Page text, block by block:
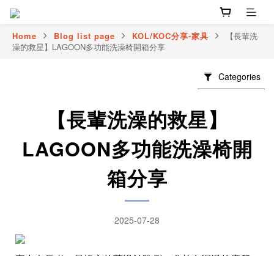
Home Blog list page KOL/KOC分享-家具
【長輩洗
澡的救星】LAGOON多功能洗澡椅開箱分享
Categories
【長輩洗澡的救星】
LAGOON多功能洗澡椅開
箱分享
2025-07-28